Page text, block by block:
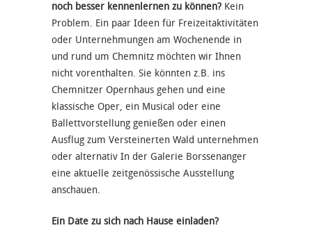
noch besser kennenlernen zu können? Kein
Problem. Ein paar Ideen für Freizeitaktivitäten
oder Unternehmungen am Wochenende in
und rund um Chemnitz möchten wir Ihnen
nicht vorenthalten. Sie könnten z.B. ins
Chemnitzer Opernhaus gehen und eine
klassische Oper, ein Musical oder eine
Ballettvorstellung genießen oder einen
Ausflug zum Versteinerten Wald unternehmen
oder alternativ In der Galerie Borssenanger
eine aktuelle zeitgenössische Ausstellung
anschauen.
Ein Date zu sich nach Hause einladen?